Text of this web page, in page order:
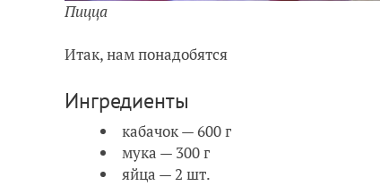
Пицца
Итак, нам понадобятся
Ингредиенты
кабачок — 600 г
мука — 300 г
яйца — 2 шт.